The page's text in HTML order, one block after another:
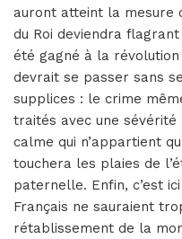
auront atteint la mesure
du Roi deviendra
été gagné à la révolution
devrait se passer sans
supplices : le crime
traités avec une sévérité
calme qui n’appartient
touchera les plaies de
paternelle. Enfin, c’est
Français ne sauraient
rétablissement de la